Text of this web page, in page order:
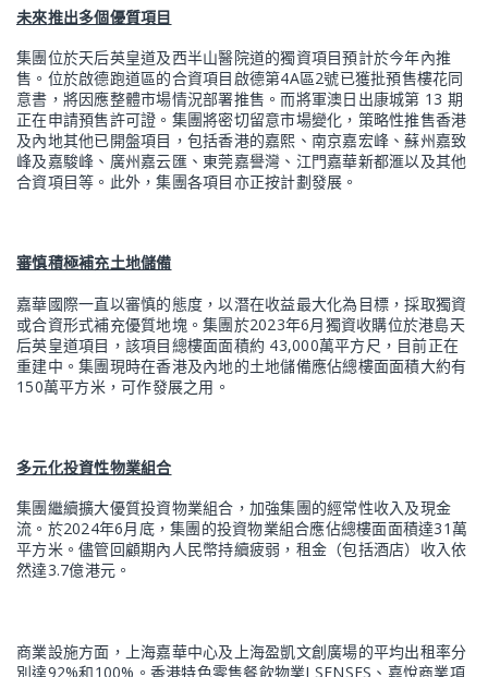
未來推出多個優質項目
集團位於天后英皇道及西半山醫院道的獨資項目預計於今年內推
售。位於啟德跑道區的合資項目啟德第4A區2號已獲批預售樓花同
意書，將因應整體市場情況部署推售。而將軍澳日出康城第 13 期
正在申請預售許可證。集團將密切留意市場變化，策略性推售香港
及內地其他已開盤項目，包括香港的嘉熙、南京嘉宏峰、蘇州嘉致
峰及嘉駿峰、廣州嘉云匯、東莞嘉譽灣、江門嘉華新都滙以及其他
合資項目等。此外，集團各項目亦正按計劃發展。
審慎積極補充土地儲備
嘉華國際一直以審慎的態度，以潛在收益最大化為目標，採取獨資
或合資形式補充優質地塊。集團於2023年6月獨資收購位於港島天
后英皇道項目，該項目總樓面面積約 43,000萬平方尺，目前正在
重建中。集團現時在香港及內地的土地儲備應佔總樓面面積大約有
150萬平方米，可作發展之用。
多元化投資性物業組合
集團繼續擴大優質投資物業組合，加強集團的經常性收入及現金
流。於2024年6月底，集團的投資物業組合應佔總樓面面積達31萬
平方米。儘管回顧期內人民幣持續疲弱，租金（包括酒店）收入依
然達3.7億港元。
商業設施方面，上海嘉華中心及上海盈凱文創廣場的平均出租率分
別達92%和100%。香港特色零售餐飲物業J SENSES、嘉悅商業項